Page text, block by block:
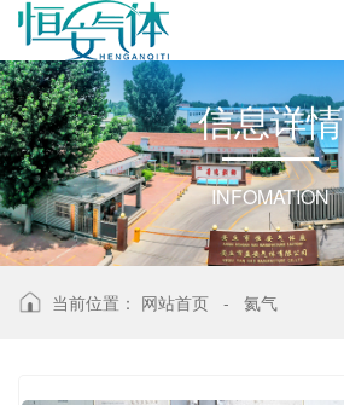
信息详情
INFOMATION
当前位置： 网站首页 - 氦气